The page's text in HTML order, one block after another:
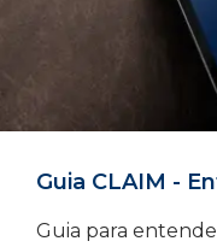
Guia CLAIM -
Guia para